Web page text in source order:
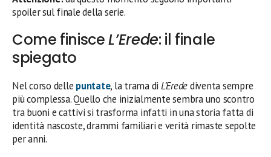
spoiler sul finale della serie.
Come finisceL’Erede: il finale
spiegato
Nel corso delle puntate, la trama di L’Eredediventa sempre
più complessa. Quello che inizialmente sembra uno scontro
tra buoni e cattivi si trasforma infatti in una storia fatta di
identità nascoste, drammi familiari e verità rimaste sepolte
per anni.